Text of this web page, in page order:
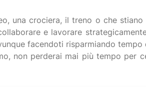
una crociera, il treno o che stiano
e lavorare
facendoti risparmiando tempo
non perderai mai più tempo per